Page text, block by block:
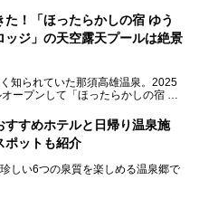
ます。
ホテルズ＆リゾーツ株式会社【P
語Premium 鬼怒川観光ホテルのPR
流しの水風呂、天然温泉の露天風
備えて、決して大規模施設ではあり
光の行き帰りに、はたまたサウナで
めの目的地に！ぜひオススメしたい
も無いので1人1,500円でひがな一
でお昼も食べてごろごろできちゃい
た！「ほったらかしの宿 ゆう
ッジ」の天空露天プールは絶景
知られていた那須高雄温泉。2025
ープンして「ほったらかしの宿 ゆ
し離れた静かな環境、一軒宿ゆえに
絶景、日帰り入浴や素泊まりで気楽
4,500円～と、思い立ったらすぐに
すすめホテルと日帰り温泉施
ポットも紹介
しい6つの泉質を楽しめる温泉郷で